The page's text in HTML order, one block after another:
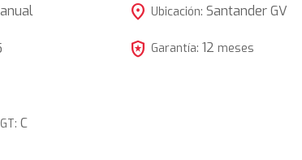
C
location_on Ubicación: Santander GV
local_police Garantía: 12 meses